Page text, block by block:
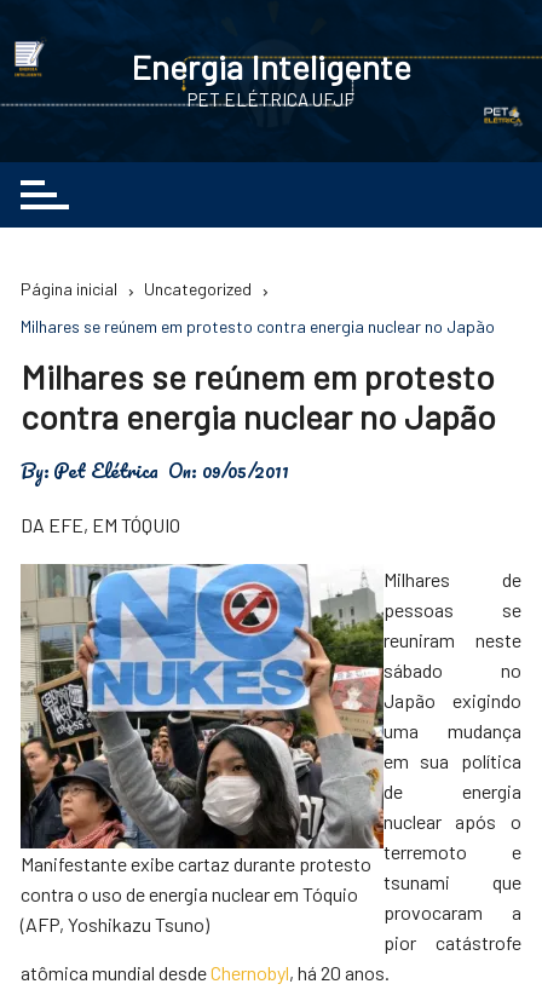
para
conteúdo
Energia Inteligente
PET ELÉTRICA UFJF
Página inicial
Uncategorized
Milhares se reúnem em protesto contra energia nuclear no Japão
Milhares se reúnem em protesto
contra energia nuclear no Japão
By:Pet Elétrica On: 09/05/2011
DA EFE, EM TÓQUIO
Manifestante exibe cartaz durante protesto
contra o uso de energia nuclear em Tóquio
(AFP, Yoshikazu Tsuno)
Milhares de
pessoas se
reuniram neste
sábado no
Japão exigindo
uma mudança
em sua política
de energia
nuclear após o
terremoto e
tsunami que
provocaram a
pior catástrofe
atômica mundial desdeChernobyl, há 20 anos.